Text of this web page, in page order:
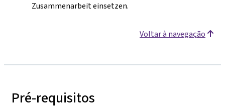
Zusammenarbeit einsetzen.
Voltar à navegação
Pré-requisitos